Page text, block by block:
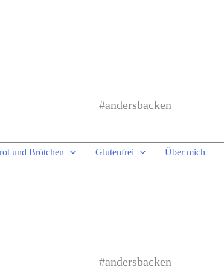
#andersbacken
und Brötchen Glutenfrei Über mich
#andersbacken